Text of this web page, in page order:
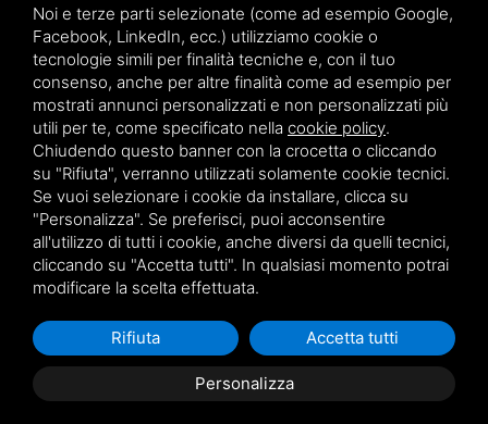
informazioni generiche
info@zucchini.it
ufficio commerciale
commerciale@zucchini.it
Privacy/Sitemap
Noi e terze parti selezionate (come ad esempio Google,
Facebook, LinkedIn, ecc.) utilizziamo cookie o
tecnologie simili per finalità tecniche e, con il tuo
consenso, anche per altre finalità come ad esempio per
mostrati annunci personalizzati e non personalizzati più
utili per te, come specificato nella cookie policy.
Chiudendo questo banner con la crocetta o cliccando
su "Rifiuta", verranno utilizzati solamente cookie tecnici.
Se vuoi selezionare i cookie da installare, clicca su
"Personalizza". Se preferisci, puoi acconsentire
all'utilizzo di tutti i cookie, anche diversi da quelli tecnici,
cliccando su "Accetta tutti". In qualsiasi momento potrai
modificare la scelta effettuata.
Personalizza
Rifiuta Accetta tutti